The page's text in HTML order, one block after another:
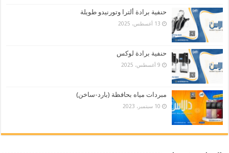
حنفية برادة ألترا وتورنيدو طويلة
13 أغسطس، 2025
حنفية برادة لوكس
9 أغسطس، 2025
مبردات مياه بحافظة (بارد-ساخن)
10 سبتمبر، 2023